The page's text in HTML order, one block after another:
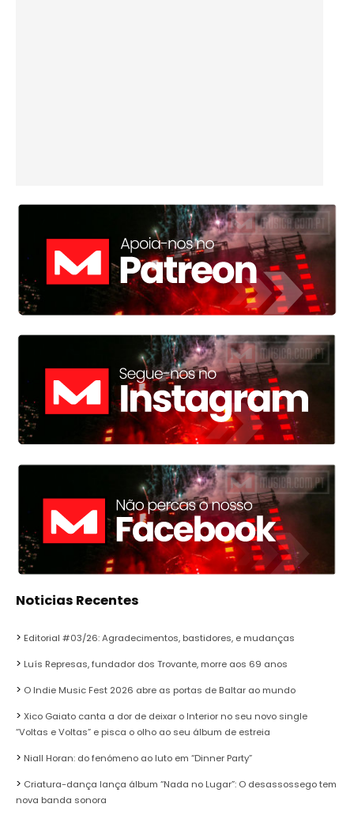
Noticias Recentes
Editorial #03/26: Agradecimentos, bastidores, e mudanças
Luís Represas, fundador dos Trovante, morre aos 69 anos
O Indie Music Fest 2026 abre as portas de Baltar ao mundo
Xico Gaiato canta a dor de deixar o Interior no seu novo single
“Voltas e Voltas” e pisca o olho ao seu álbum de estreia
Niall Horan: do fenómeno ao luto em “Dinner Party”
Criatura-dança lança álbum “Nada no Lugar”: O desassossego tem
nova banda sonora